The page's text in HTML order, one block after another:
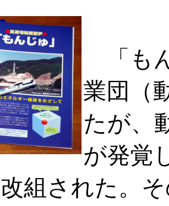
「も
業団（
たが、
が発覚
組された。